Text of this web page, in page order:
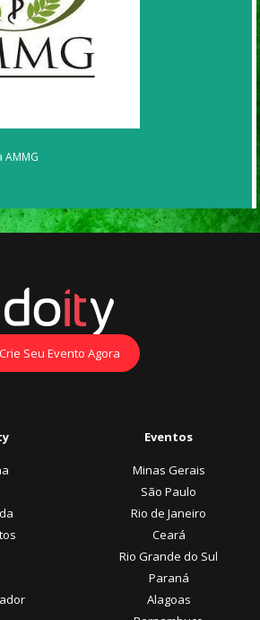
AMMG
Crie Seu Evento Agora
Eventos
Minas Gerais
São Paulo
Rio de Janeiro
Ceará
Rio Grande do Sul
Paraná
Alagoas